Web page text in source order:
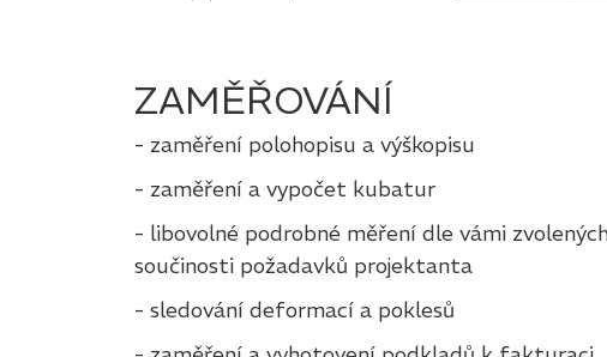
ZAMĚŘOVÁNÍ
- zaměření polohopisu a výškopisu
- zaměření a vypočet kubatur
- libovolné podrobné měření dle vámi
součinosti požadavků projektanta
- sledování deformací a poklesů